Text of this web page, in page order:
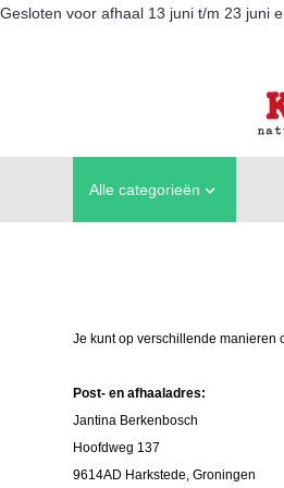
Gesloten voor afhaal 13 juni t/m 23 juni
Alle categorieën 
Je kunt op verschillende manieren
Post- en afhaaladres:
Jantina Berkenbosch
Hoofdweg 137
9614AD Harkstede, Groningen